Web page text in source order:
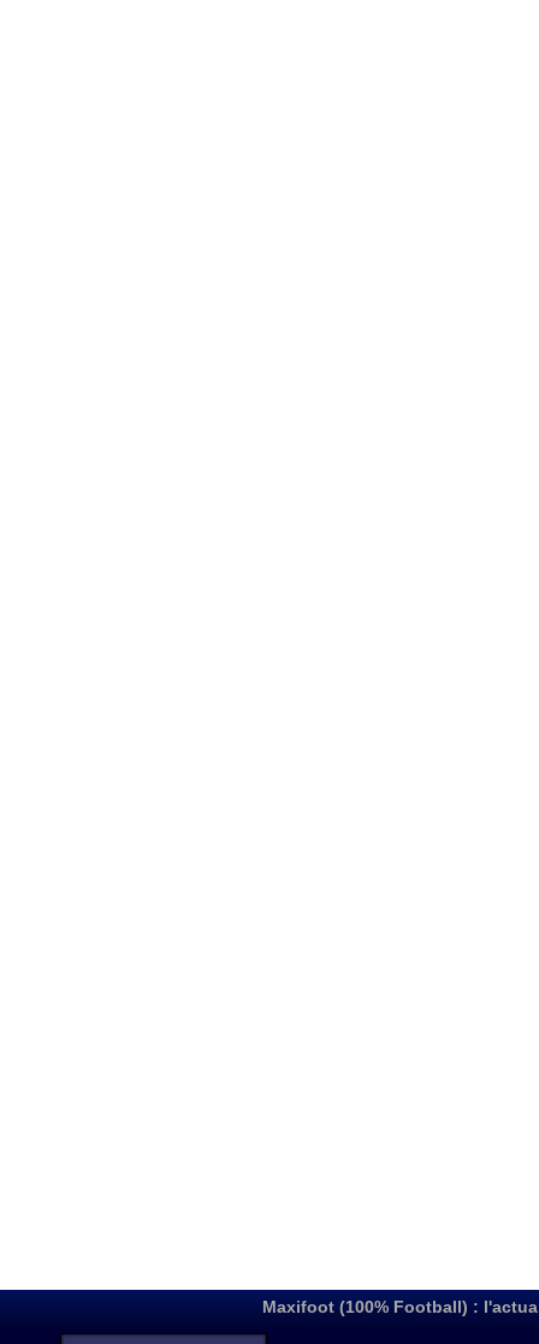
Maxifoot (100% Football) :